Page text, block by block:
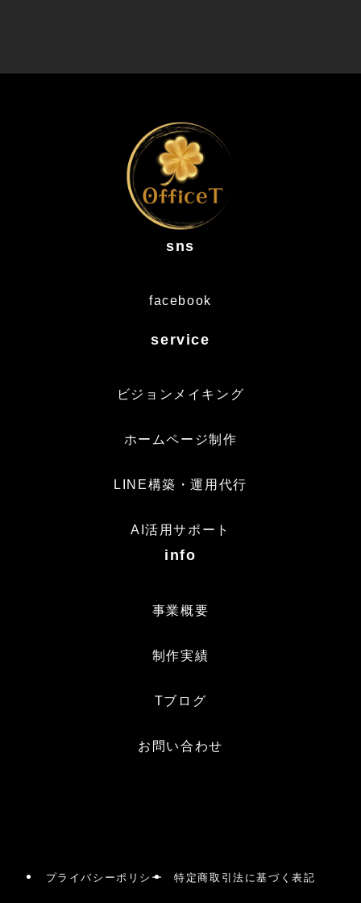
sns
facebook
service
ビジョンメイキング
ホームページ制作
LINE構築・運用代行
AI活用サポート
info
事業概要
制作実績
Tブログ
お問い合わせ
プライバシーポリシー 特定商取引法に基づく表記